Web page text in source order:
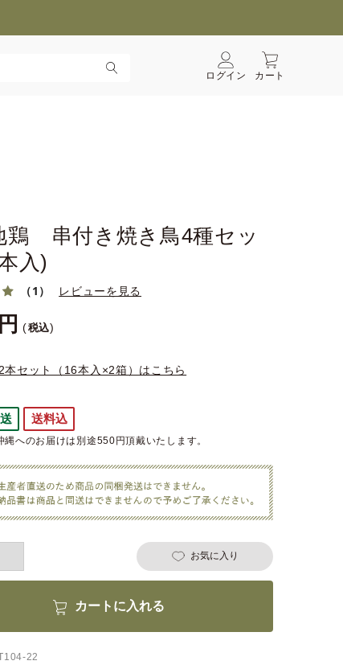
ログイン カート
鶏 串付き焼き鳥4種セッ
入)
（1） レビューを見る
税込
本セット（16本入×2箱）はこちら
送料込
へのお届けは別途550円頂戴いたします。
お気に入り
カートに入れる
22